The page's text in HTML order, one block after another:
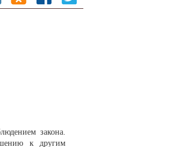
закона.
к другим